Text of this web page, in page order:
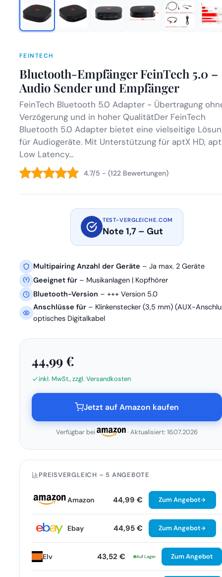
FEINTECH
Bluetooth-Empfänger FeinTech 5.0 –
Audio Sender und Empfänger
FeinTech Bluetooth 5.0 Adapter - Übertragung
Verzögerung und in hoher QualitätDer FeinTech
Bluetooth 5.0 Adapter bietet eine vielseitige
für Audiogeräte. Mit Unterstützung für aptX HD,
Low Latency...
4.7/5 - (122 Bewertungen)
TEST-VERGLEICHE.COM
Note 1,7 – Gut
Multipairing Anzahl der Geräte – Ja max. 2 Geräte
Geeignet für – Musikanlagen | Kopfhörer
Bluetooth-Version – +++ Version 5.0
Anschlüsse für – Klinkenstecker (3,5 mm) (AUX-
optisches Digitalkabel
44,99 €
inkl. MwSt., zzgl. Versandkosten
Jetzt auf Amazon kaufen
Verfügbar bei · Aktualisiert: 16.07.2026
PREISVERGLEICH – 5 ANGEBOTE
Amazon 44,99 € Zum Angebot
Ebay 44,95 € Zum Angebot
Elv 43,52 € Auf Lager Zum Angebot